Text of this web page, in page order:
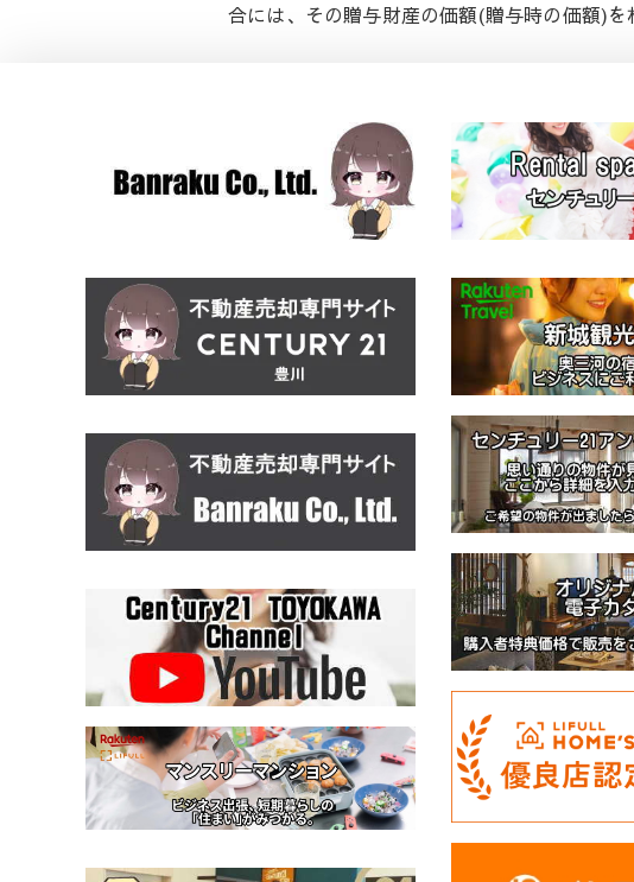
合には、その贈与財産の価額(贈与時の価額)